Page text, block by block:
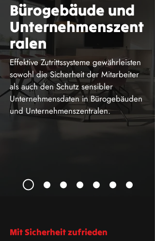
Bürogebäude und
Unternehmenszent
ralen
Effektive Zutrittssysteme gewährleisten
sowohl die Sicherheit der Mitarbeiter
als auch den Schutz sensibler
Unternehmensdaten in Bürogebäuden
und Unternehmenszentralen.
Mit Sicherheit zufrieden